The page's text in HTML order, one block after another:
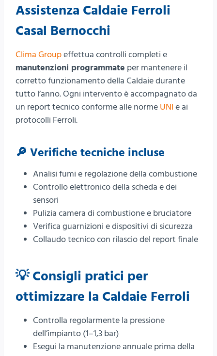
Assistenza Caldaie Ferroli
Casal Bernocchi
Clima Groupeffettua controlli completi e
manutenzioni programmate per mantenere il
corretto funzionamento della Caldaie durante
tutto l’anno. Ogni intervento è accompagnato da
un report tecnico conforme alle norme UNI e ai
protocolli Ferroli.
🔎 Verifiche tecniche incluse
Analisi fumi e regolazione della combustione
Controllo elettronico della scheda e dei
sensori
Pulizia camera di combustione e bruciatore
Verifica guarnizioni e dispositivi di sicurezza
Collaudo tecnico con rilascio del report finale
💡 Consigli pratici per
ottimizzare la Caldaie Ferroli
Controlla regolarmente la pressione
dell’impianto (1–1,3 bar)
Esegui la manutenzione annuale prima della